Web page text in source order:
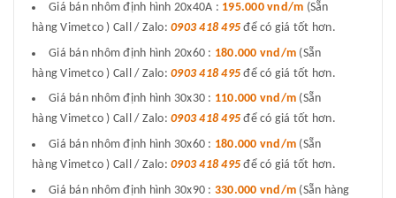
Giá bán nhôm định hình 20x40A : 195.000 vnd/m (Sẵn
hàng Vimetco ) Call / Zalo: 0903 418 495 để có giá tốt hơn.
Giá bán nhôm định hình 20x60 : 180.000 vnd/m (Sẵn
hàng Vimetco ) Call / Zalo: 0903 418 495 để có giá tốt hơn.
Giá bán nhôm định hình 30x30 : 110.000 vnd/m (Sẵn
hàng Vimetco ) Call / Zalo: 0903 418 495để có giá tốt hơn.
Giá bán nhôm định hình 30x60 : 180.000 vnd/m (Sẵn
hàng Vimetco ) Call / Zalo: 0903 418 495 để có giá tốt hơn.
Giá bán nhôm định hình 30x90 : 330.000 vnd/m (Sẵn hàng